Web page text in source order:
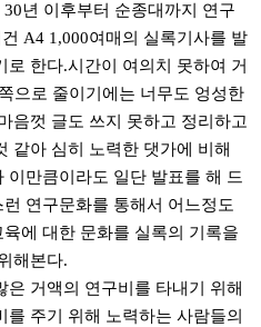
년 이후부터 순종대까지 연구
A4 1,000여매의 실록기사를 발
한다.시간이 여의치 못하여 거
으로 줄이기에는 너무도 엉성한
음껏 글도 쓰지 못하고 정리하고
같아 심히 노력한 댓가에 비해
이만큼이라도 일단 발표를 해 드
연구문화를 통해서 어느정도
에 대한 문화를 실록의 기록을
해본다.
거액의 연구비를 타내기 위해
주기 위해 노력하는 사람들의